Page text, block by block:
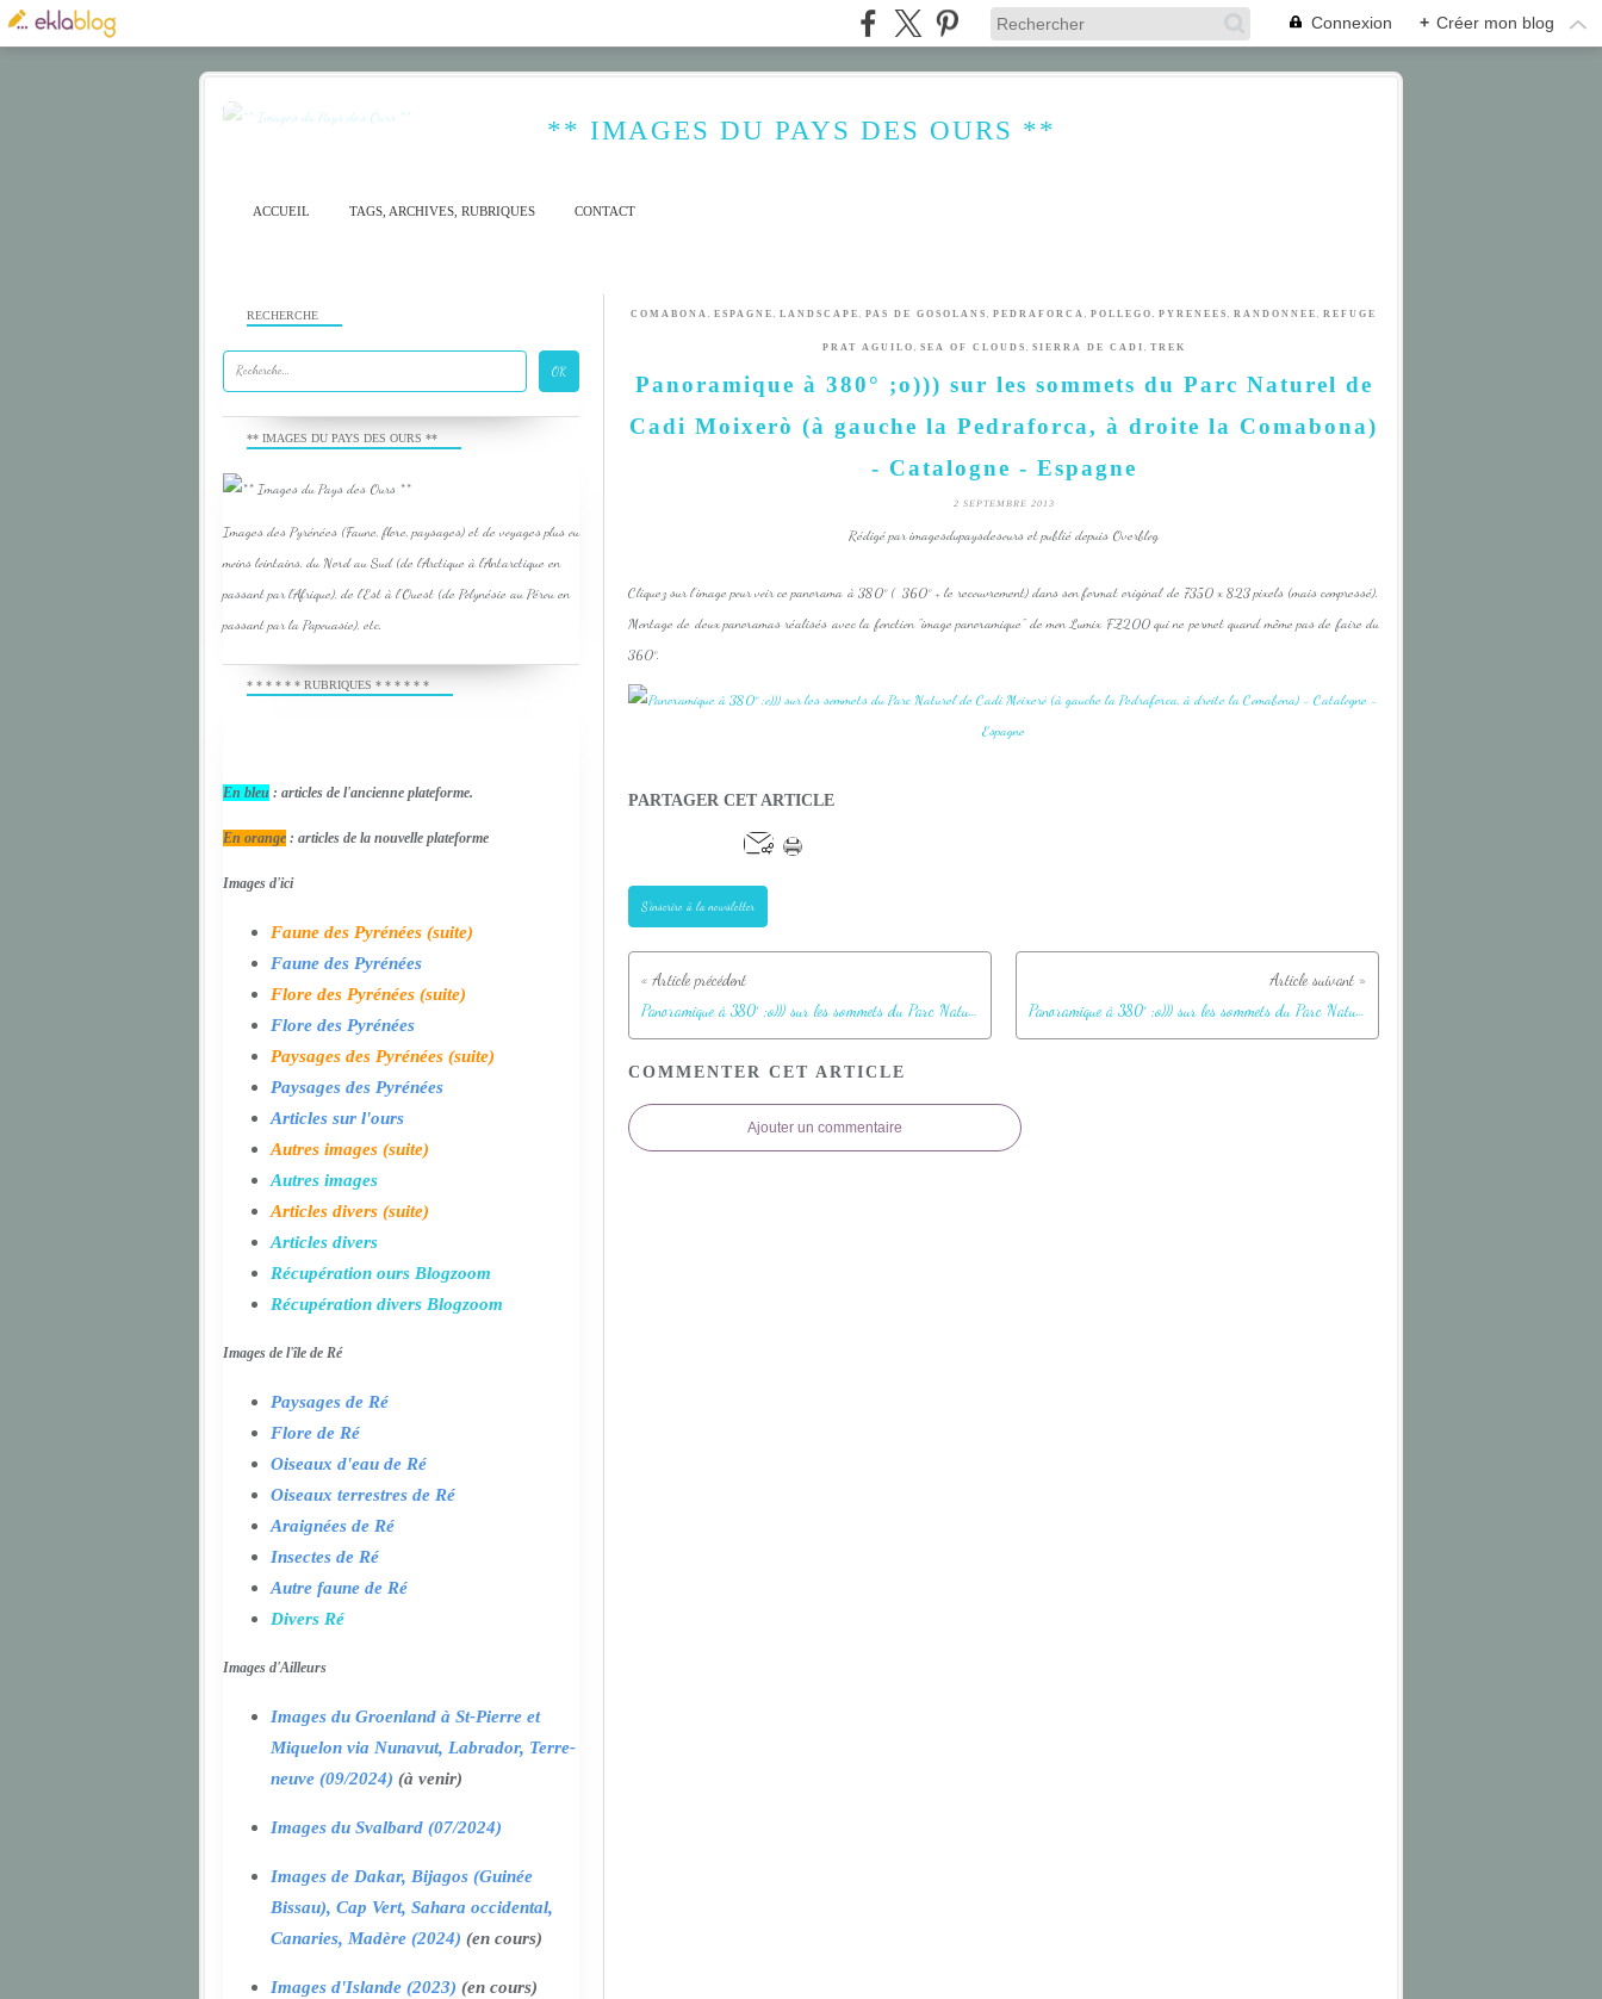
Connexion + Créer mon blog
** IMAGES DU PAYS DES OURS **
ACCUEIL TAGS, ARCHIVES, RUBRIQUES CONTACT
COMABONA , ESPAGNE , LANDSCAPE , PAS DE GOSOLANS , PEDRAFORCA , POLLEGO , PYRENEES , RANDONNEE , REFUGE
PRAT AGUILO , SEA OF CLOUDS , SIERRA DE CADI , TREK
Panoramique à 380° ;o))) sur les sommets du Parc Naturel de
Cadi Moixerò (à gauche la Pedraforca, à droite la Comabona)
- Catalogne - Espagne
2 SEPTEMBRE 2013
Rédigé par imagesdupaysdesours et publié depuis Overblog
Cliquez sur l'image pour voir ce panorama à 380° ( 360° + le recouvrement) dans son format original de 7350 x 823 pixels (mais compressé).
Montage de deux panoramas réalisés avec la fonction "image panoramique" de mon Lumix FZ200 qui ne permet quand même pas de faire du
360°.
PARTAGER CET ARTICLE
S'inscrire à la newsletter
Panoramique à 380° ;o))) sur les sommets du Parc Naturel de Cadi Moixerò (à gauche la Pedraforca, à droite la Comabona) - Catalogne - Espagne Panoramique à 380° ;o))) sur les sommets du Parc Naturel de Cadi Moixerò (à gauche la Pedraforca, à droite la Comabona) - Catalogne - Espagne
COMMENTER CET ARTICLE
Ajouter un commentaire
RECHERCHE
** IMAGES DU PAYS DES OURS **
Images des Pyrénées (Faune, flore, paysages) et de voyages plus ou
moins lointains, du Nord au Sud (de l'Arctique à l'Antarctique en
passant par l'Afrique), de l'Est à l'Ouest (de Polynésie au Pérou en
passant par la Papouasie), etc.
* * * * * * RUBRIQUES * * * * * *
En bleu : articles de l'ancienne plateforme.
En orange : articles de la nouvelle plateforme
Images d'ici
Faune des Pyrénées (suite)
Faune des Pyrénées
Flore des Pyrénées (suite)
Flore des Pyrénées
Paysages des Pyrénées (suite)
Paysages des Pyrénées
Articles sur l'ours
Autres images (suite)
Autres images
Articles divers (suite)
Articles divers
Récupération ours Blogzoom
Récupération divers Blogzoom
Images de l'île de Ré
Paysages de Ré
Flore de Ré
Oiseaux d'eau de Ré
Oiseaux terrestres de Ré
Araignées de Ré
Insectes de Ré
Autre faune de Ré
Divers Ré
Images d'Ailleurs
Images du Groenland à St-Pierre et
Miquelon via Nunavut, Labrador, Terre-
neuve (09/2024) (à venir)
Images du Svalbard (07/2024)
Images de Dakar, Bijagos (Guinée
Bissau), Cap Vert, Sahara occidental,
Canaries, Madère (2024) (en cours)
Images d'Islande (2023) (en cours)